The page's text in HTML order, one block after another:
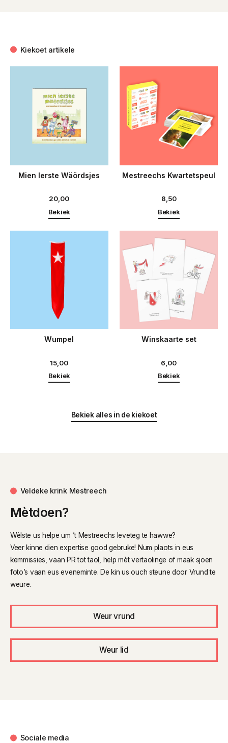
Kiekoet artikele
Mien Ierste Wäördsjes
20,00
Bekiek
Mestreechs Kwartetspeul
8,50
Bekiek
Wumpel
15,00
Bekiek
Winskaarte set
6,00
Bekiek
Bekiek alles in de kiekoet
Veldeke krink Mestreech
Mètdoen?
Wèlste us helpe um ’t Mestreechs leveteg te hawwe?
Veer kinne dien expertise good gebruke! Num plaots in eus
kemmissies, vaan PR tot taol, help mèt vertaolinge of maak sjoen
foto’s vaan eus eveneminte. De kin us ouch steune door Vrund te
weure.
Weur vrund
Weur lid
Sociale media